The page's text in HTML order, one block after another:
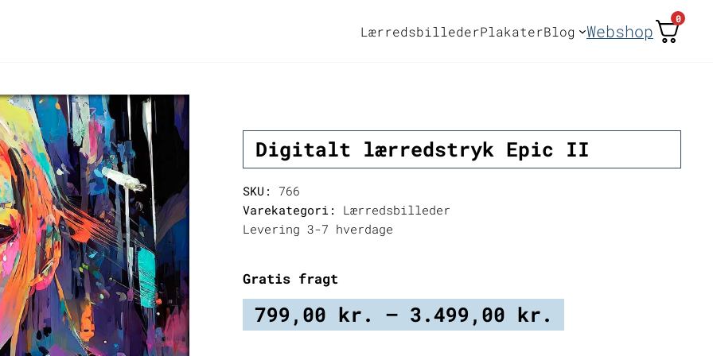
LærredsbillederPlakaterBlog Webshop
0
Digitalt lærredstryk Epic II
SKU:
766
Varekategori:
Lærredsbilleder
Levering 3-7 hverdage
Gratis fragt
799,00 kr. – 3.499,00 kr.
799,00 kr.